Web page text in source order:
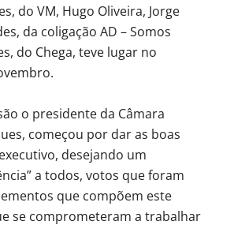
do VM, Hugo Oliveira, Jorge
da coligação AD – Somos
do Chega, teve lugar no
o presidente da Câmara
começou por dar as boas
desejando um
a todos, votos que foram
que compõem este
se comprometeram a trabalhar